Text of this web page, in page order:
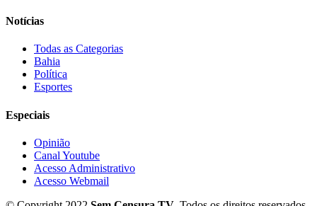
Notícias
Todas as Categorias
Bahia
Política
Esportes
Especiais
Opinião
Canal Youtube
Acesso Administrativo
Acesso Webmail